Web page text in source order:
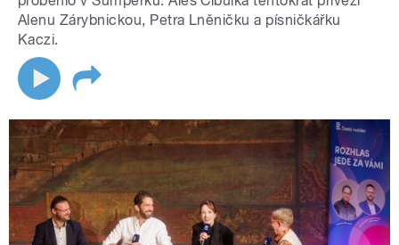
Alenu Zárybnickou, Petra Lněničku a písničkářku
Kaczi.